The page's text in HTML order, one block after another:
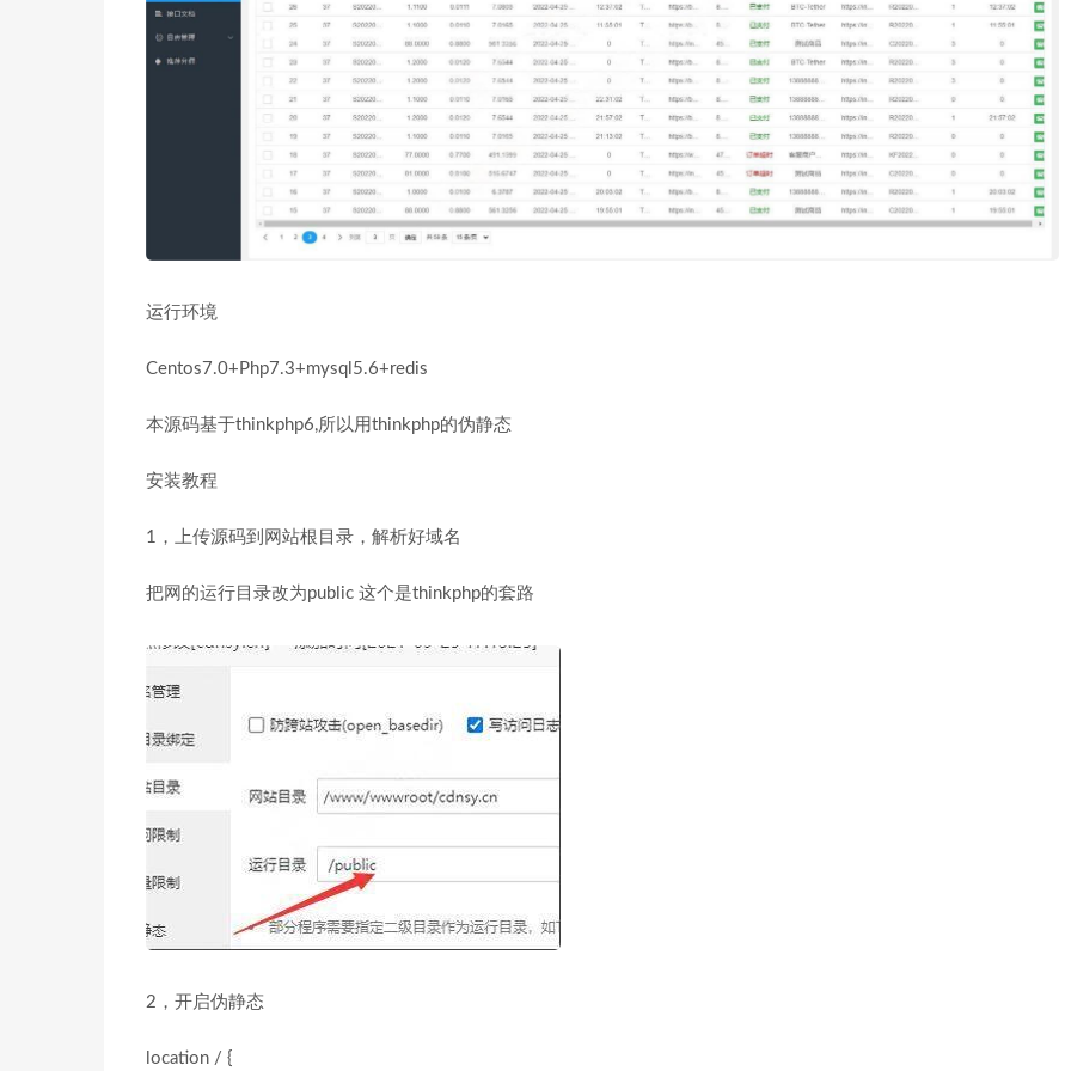
运行环境
Centos7.0+Php7.3+mysql5.6+redis
本源码基于thinkphp6,所以用thinkphp的伪静态
安装教程
1，上传源码到网站根目录，解析好域名
把网的运行目录改为public 这个是thinkphp的套路
2，开启伪静态
location / {